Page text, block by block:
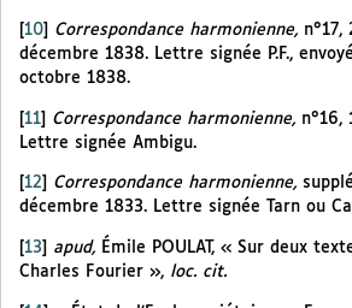
10 Correspondance harmonienne, n°17,
décembre 1838. Lettre signée P.F.,
octobre 1838.
[11] Correspondance harmonienne, n°16,
Lettre signée Ambigu.
12 Correspondance harmonienne,
décembre 1833. Lettre signée Tarn ou
13 apud, Émile POULAT, « Sur deux
Charles Fourier », loc. cit.